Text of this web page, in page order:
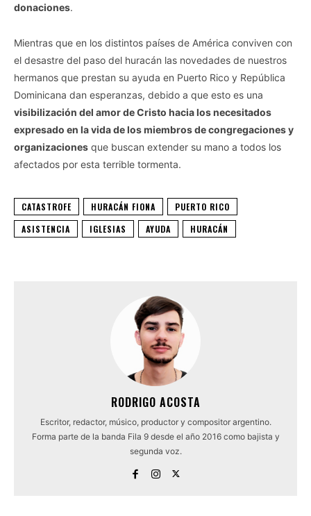
donaciones.
Mientras que en los distintos países de América conviven con
el desastre del paso del huracán las novedades de nuestros
hermanos que prestan su ayuda en Puerto Rico y República
Dominicana dan esperanzas, debido a que esto es una
visibilización del amor de Cristo hacia los necesitados
expresado en la vida de los miembros de congregaciones y
organizaciones que buscan extender su mano a todos los
afectados por esta terrible tormenta.
CATASTROFE HURACÁN FIONA
PUERTO RICO
ASISTENCIA
IGLESIAS AYUDA HURACÁN
RODRIGO ACOSTA
Escritor, redactor, músico, productor y compositor argentino.
Forma parte de la banda Fila 9 desde el año 2016 como bajista y
segunda voz.